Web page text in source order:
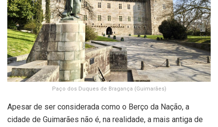
Paço dos Duques de Bragança (Guimarães)
Apesar de ser considerada como o Berço da Nação, a
cidade de Guimarães não é, na realidade, a mais antiga de